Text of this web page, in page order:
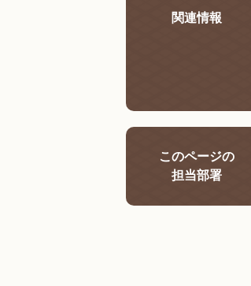
関連情報
このページの
担当部署